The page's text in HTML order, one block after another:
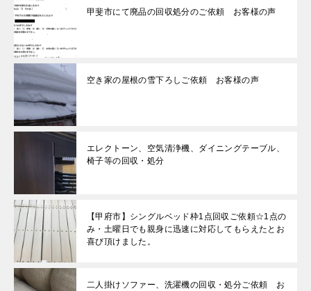
甲斐市にて廃品の回収処分のご依頼 お客様の声
空き家の屋根の雪下ろしご依頼 お客様の声
エレクトーン、空気清浄機、ダイニングテーブル、
椅子等の回収・処分
【甲府市】シングルベッド枠1点回収ご依頼☆1点の
み・土曜日でも親身に迅速に対応してもらえたとお
喜び頂けました。
二人掛けソファー、洗濯機の回収・処分ご依頼 お